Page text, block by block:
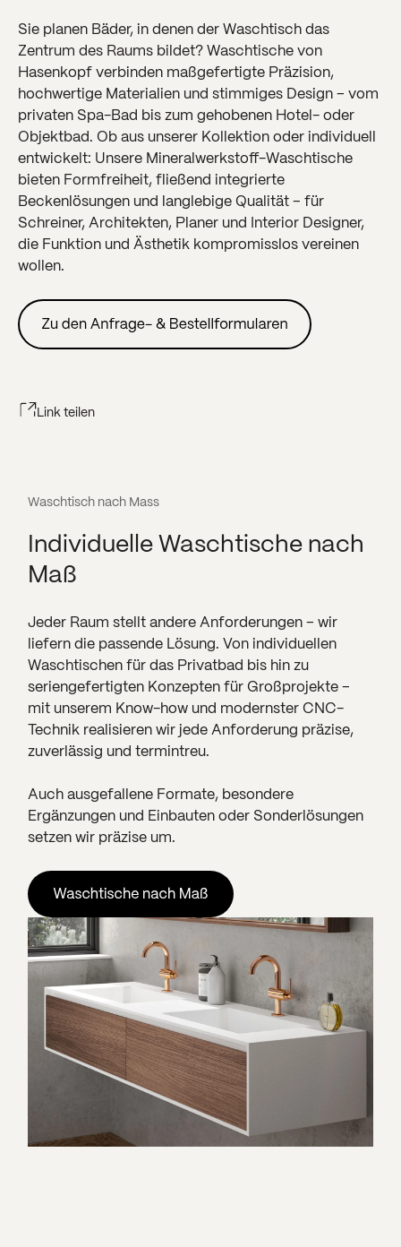
Sie planen Bäder, in denen der Waschtisch das
Zentrum des Raums bildet? Waschtische von
Hasenkopf verbinden maßgefertigte Präzision,
hochwertige Materialien und stimmiges Design – vom
privaten Spa-Bad bis zum gehobenen Hotel- oder
Objektbad. Ob aus unserer Kollektion oder individuell
entwickelt: Unsere Mineralwerkstoff-Waschtische
bieten Formfreiheit, fließend integrierte
Beckenlösungen und langlebige Qualität – für
Schreiner, Architekten, Planer und Interior Designer,
die Funktion und Ästhetik kompromisslos vereinen
wollen.
Link teilen
Waschtisch nach Mass
Individuelle Waschtische nach
Maß
Jeder Raum stellt andere Anforderungen – wir
liefern die passende Lösung. Von individuellen
Waschtischen für das Privatbad bis hin zu
seriengefertigten Konzepten für Großprojekte –
mit unserem Know-how und modernster CNC-
Technik realisieren wir jede Anforderung präzise,
zuverlässig und termintreu.
Auch ausgefallene Formate, besondere
Ergänzungen und Einbauten oder Sonderlösungen
setzen wir präzise um.